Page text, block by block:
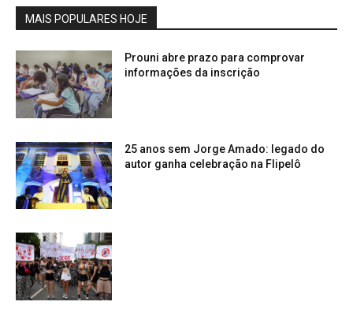
MAIS POPULARES HOJE
Prouni abre prazo para comprovar
informações da inscrição
25 anos sem Jorge Amado: legado do
autor ganha celebração na Flipelô